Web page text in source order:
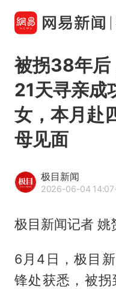
被拐38年后
21天寻亲成
女，本月赴
母见面
极目新闻
2026-06-04 14:07
极目新闻记者 姚
6月4日，极目
锋处获悉，被